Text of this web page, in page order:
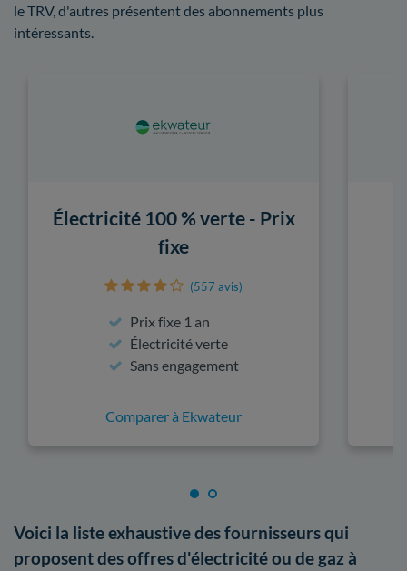
le TRV, d'autres présentent des abonnements plus
intéressants.
Électricité 100 % verte - Prix
fixe
(557 avis)
Prix fixe 1 an
Électricité verte
Sans engagement
Comparer à Ekwateur
Voici la liste exhaustive des fournisseurs qui
proposent des offres d'électricité ou de gaz à